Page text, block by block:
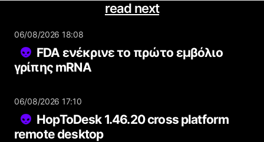
read next
06/08/2026 18:08
FDA ενέκρινε το πρώτο εμβόλιο
γρίπης mRNA
06/08/2026 17:10
HopToDesk 1.46.20 cross platform
remote desktop